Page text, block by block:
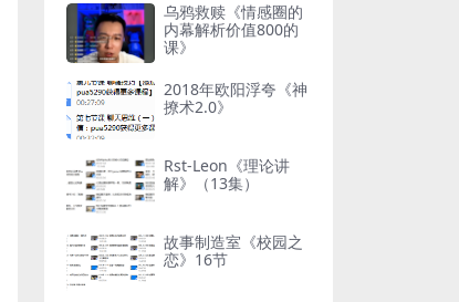
乌鸦救赎《情感圈的
内幕解析价值800的
课》
2018年欧阳浮夸《神
撩术2.0》
Rst-Leon《理论讲
解》（13集）
故事制造室《校园之
恋》16节